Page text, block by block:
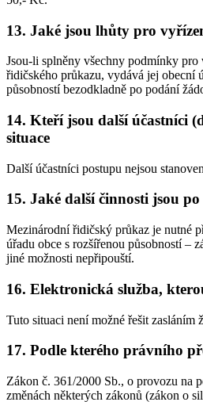
13. Jaké jsou lhůty pro
Jsou-li splněny všechny podmínky
řidičského průkazu, vydává jej obecní
působností bezodkladně po podání
14. Kteří jsou další účastníci
situace
Další účastníci postupu nejsou
15. Jaké další činnosti jsou
Mezinárodní řidičský průkaz je nutné
úřadu obce s rozšířenou působností –
jiné možnosti nepřipouští.
16. Elektronická služba,
Tuto situaci není možné řešit zasláním
17. Podle kterého právního
Zákon č. 361/2000 Sb., o provozu na
změnách některých zákonů (zákon o